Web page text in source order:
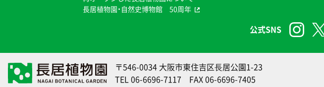
長居植物園・自然史博物館 50周年
公式SNS
〒546-0034 大阪市東住吉区⻑居公園1-23
TEL06-6696-7117 FAX 06-6696-7405